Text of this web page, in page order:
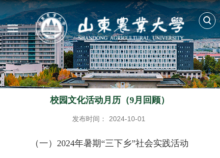
校园文化活动月历（9月回顾）
发布时间： 2024-10-01
（一） 2024年暑期“三下乡”社会实践活动